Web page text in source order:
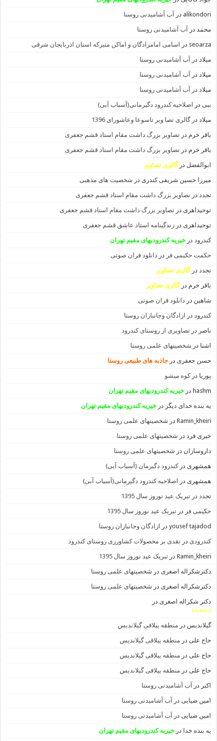
alikondori در آب آشامیدنی روستا
محمد در آب آشامیدنی روستا
seoarza در اسامی امامزادگان و اماکن متبرکه استان اذربایجان شرقی
میلاد در آب آشامیدنی روستا
میلاد در آب آشامیدنی روستا
میلاد در آب آشامیدنی روستا
ببی در اصلاحیه کندرود دگیرمانی(آسیاب آبی)
میلاد درگالری تصا ویر تاسوعا وعاشورای 1396
باقر خرم درتصاویر بزرگ داشت مقام استاد قشم جعفری
باقر خرم درتصاویر بزرگ داشت مقام استاد قشم جعفری
ابوالفضل درگالری تصاویر
میرزا حسین شریفی کندری در شخصیت های مذهبی
تجدد درتصاویر بزرگ داشت مقام استاد قشم جعفری
توحیداهری درتصاویر بزرگ داشت مقام استاد قشم جعفری
توحیداهری درزندگینامه استاد عاشق قشم جعفری
کندرود درخیریه کندرودیهای مقیم تهران
حکمت حکیمی فر در دانلود قران صوتی
تجدد درگالری تصاویر
باقر خرم درگالری تصاویر
شاهین در دانلود قران صوتی
کندرود در ازادگان وجانبازان روستا
ناصر درتصاویری از روستای کندرود
اشنا در شخصیتهای علمی روستا
حسن جعفری درجاذبه های طبیعی روستا
پوریا درکوه میشو
hashm درخیریه کندرودیهای مقیم تهران
یه بنده خدای دیگر درخیریه کندرودیهای مقیم تهران
Ramin_kheiri در شخصیتهای علمی روستا
خیری فرد در شخصیتهای علمی روستا
داروسازان در شخصیتهای علمی روستا
همشهری درکندرود دگیرمان (آسیاب آبی)
همشهری در اصلاحیه کندرود دگیرمانی(آسیاب آبی)
تجدد درتبریک عید نوروز سال 1395
حکیمی فر درتبریک عید نوروز سال 1395
yousef tajadod در ازادگان وجانبازان روستا
کندرودی در نقدی بر محصولات کشاورزی روستای کندرود
Ramin_kheiri درتبریک عید نوروز سال 1395
دکترشکراله اصغری در شخصیتهای علمی روستا
دکترشکراله اصغری در شخصیتهای علمی روستا
دکتر شکراله اصغری در
ارتباط باما
گیلاندیس در منطقه ییلاقی گیلاندیس
حاج علی در منطقه ییلاقی گیلاندیس
حاج علی در منطقه ییلاقی گیلاندیس
حاج علی در منطقه ییلاقی گیلاندیس
اکبر در آب آشامیدنی روستا
امین ضیایی در آب آشامیدنی روستا
امین ضیایی در آب آشامیدنی روستا
یه بنده خدا درخیریه کندرودیهای مقیم تهران